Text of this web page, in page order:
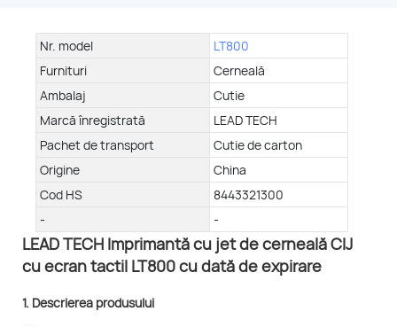
Nr. model
LT800
Furnituri
Cerneală
Ambalaj
Cutie
Marcă înregistrată
LEAD TECH
Pachet de transport
Cutie de carton
Origine
China
Cod HS
8443321300
-
-
LEAD TECH Imprimantă cu jet de cerneală CIJ
cu ecran tactil LT800 cu dată de expirare
1. Descrierea produsului